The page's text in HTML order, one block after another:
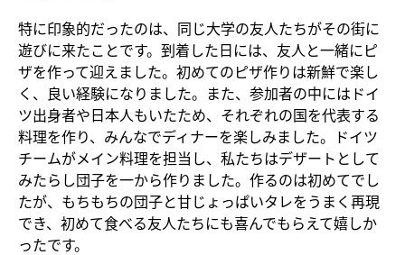
特に印象的だったのは、同じ大学の友人たちがその街に
遊びに来たことです。到着した日には、友人と一緒にピ
ザを作って迎えました。初めてのピザ作りは新鮮で楽し
く、良い経験になりました。また、参加者の中にはドイ
ツ出身者や日本人もいたため、それぞれの国を代表する
料理を作り、みんなでディナーを楽しみました。ドイツ
チームがメイン料理を担当し、私たちはデザートとして
みたらし団子を一から作りました。作るのは初めてでし
たが、もちもちの団子と甘じょっぱいタレをうまく再現
でき、初めて食べる友人たちにも喜んでもらえて嬉しか
ったです。